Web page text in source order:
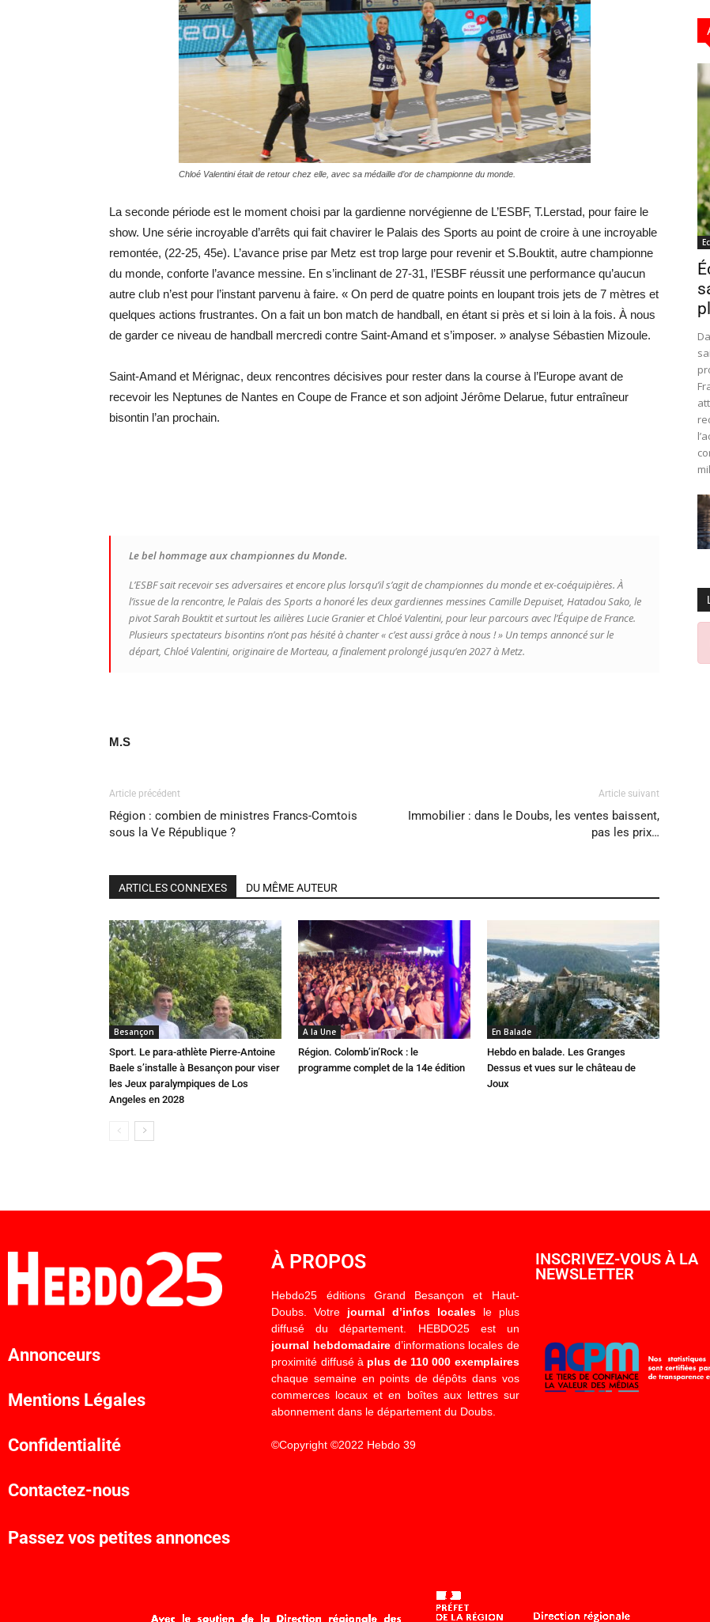
Chloé Valentini était de retour chez elle, avec sa médaille d’or de championne du monde.
La seconde période est le moment choisi par la gardienne norvégienne de L’ESBF, T.Lerstad, pour faire le
show. Une série incroyable d’arrêts qui fait chavirer le Palais des Sports au point de croire à une incroyable
remontée, (22-25, 45e). L’avance prise par Metz est trop large pour revenir et S.Bouktit, autre championne
du monde, conforte l’avance messine. En s’inclinant de 27-31, l’ESBF réussit une performance qu’aucun
autre club n’est pour l’instant parvenu à faire. « On perd de quatre points en loupant trois jets de 7 mètres et
quelques actions frustrantes. On a fait un bon match de handball, en étant si près et si loin à la fois. À nous
de garder ce niveau de handball mercredi contre Saint-Amand et s’imposer. » analyse Sébastien Mizoule.
Saint-Amand et Mérignac, deux rencontres décisives pour rester dans la course à l’Europe avant de
recevoir les Neptunes de Nantes en Coupe de France et son adjoint Jérôme Delarue, futur entraîneur
bisontin l’an prochain.
Le bel hommage aux championnes du Monde.
L’ESBF sait recevoir ses adversaires et encore plus lorsqu’il s’agit de championnes du monde et ex-coéquipières. À
l’issue de la rencontre, le Palais des Sports a honoré les deux gardiennes messines Camille Depuiset, Hatadou Sako, le
pivot Sarah Bouktit et surtout les ailières Lucie Granier et Chloé Valentini, pour leur parcours avec l’Équipe de France.
Plusieurs spectateurs bisontins n’ont pas hésité à chanter « c’est aussi grâce à nous ! » Un temps annoncé sur le
départ, Chloé Valentini, originaire de Morteau, a finalement prolongé jusqu’en 2027 à Metz.
M.S
Article précédent
Région : combien de ministres Francs-Comtois
sous la Ve République ?
Article suivant
Immobilier : dans le Doubs, les ventes baissent,
pas les prix…
ARTICLES CONNEXES DU MÊME AUTEUR
Besançon
Sport. Le para-athlète Pierre-Antoine
Baele s’installe à Besançon pour viser
les Jeux paralympiques de Los
Angeles en 2028
A la Une
Région. Colomb’in’Rock : le
programme complet de la 14e édition
En Balade
Hebdo en balade. Les Granges
Dessus et vues sur le château de
Joux
Annonceurs
Mentions Légales
Confidentialité
Contactez-nous
Passez vos petites annonces
À PROPOS
Hebdo25 éditions Grand Besançon et Haut-
Doubs. Votre journal d’infos localesle plus
diffusé du département. HEBDO25 est un
journal hebdomadaired’informations locales de
proximité diffusé à plus de 110 000 exemplaires
chaque semaine en points de dépôts dans vos
commerces locaux et en boîtes aux lettres sur
abonnement dans le département du Doubs.
©Copyright ©2022 Hebdo 39
INSCRIVEZ-VOUS À LA
NEWSLETTER